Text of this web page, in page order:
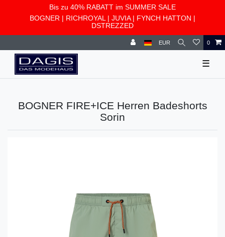
Bis zu 40% RABATT im SUMMER SALE
BOGNER | RICHROYAL | JUVIA| FYNCH HATTON |
DSTREZZED
EUR 0
☰
BOGNER FIRE+ICE Herren Badeshorts
Sorin